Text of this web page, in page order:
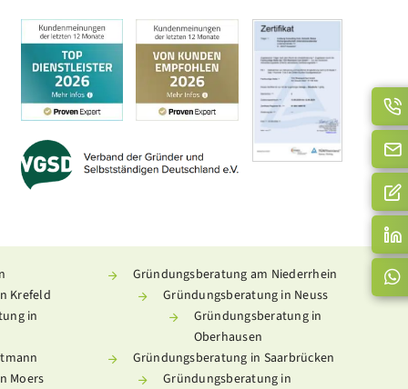
Krefeld
in
Moers
Gründungsberatung am Niederrhein
Gründungsberatung in Neuss
Gründungsberatung in
Oberhausen
Gründungsberatung in Saarbrücken
Gründungsberatung in